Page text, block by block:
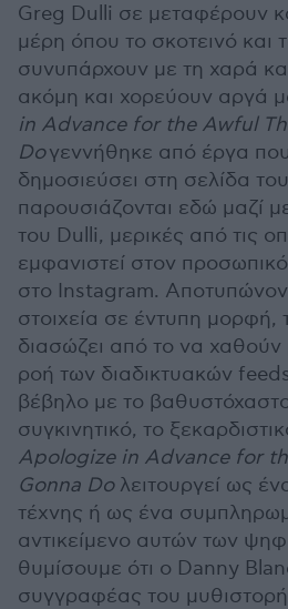
Greg Dulli σε μεταφέρουν
μέρη όπου το σκοτεινό και
συνυπάρχουν με τη χαρά
ακόμη και χορεύουν αργά
in Advance for the Awful
Doγεννήθηκε από έργα
δημοσιεύσει στη σελίδα
παρουσιάζονται εδώ μαζί
του Dulli, μερικές από τις
εμφανιστεί στον
στο Instagram.
στοιχεία σε έντυπη μορφή,
διασώζει από το να
ροή των διαδικτυακών
βέβηλο με το
συγκινητικό, το
Apologize in Advance for
Gonna Doλειτουργεί ως
τέχνης ή ως ένα
αντικείμενο αυτών των
θυμίσουμε ότι ο Danny
συγγραφέας του